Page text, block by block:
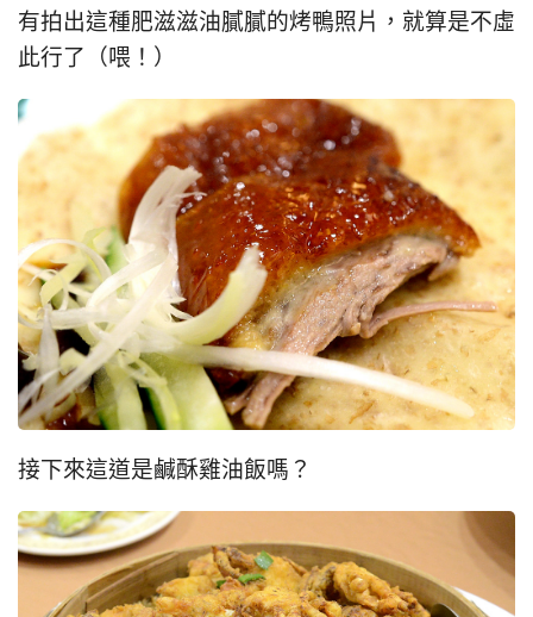
有拍出這種肥滋滋油膩膩的烤鴨照片，就算是不虛
此行了（喂！）
接下來這道是鹹酥雞油飯嗎？